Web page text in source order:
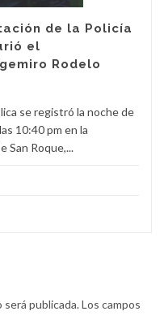
de la Policía
el
Rodelo
se registró la noche de
10:40 pm en la
San Roque,...
publicada.Los campos